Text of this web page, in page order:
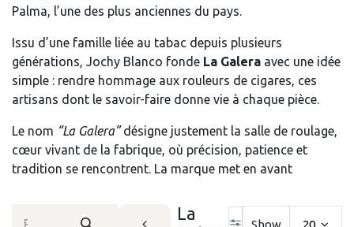
Palma, l’une des plus anciennes du pays.
Issu d’une famille liée au tabac depuis plusieurs
générations, Jochy Blanco fonde La Galera avec une idée
simple : rendre hommage aux rouleurs de cigares, ces
artisans dont le savoir-faire donne vie à chaque pièce.
Le nom “La Galera”désigne justement la salle de roulage,
cœur vivant de la fabrique, où précision, patience et
tradition se rencontrent. La marque met en avant
La
Show 20